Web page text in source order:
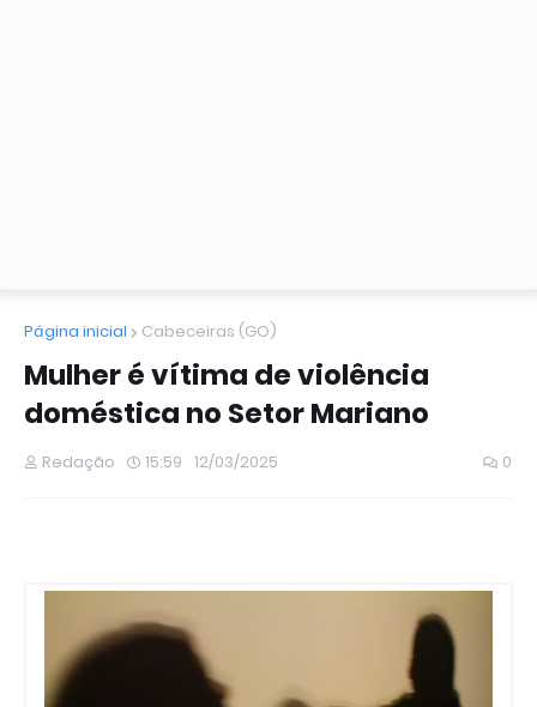
Página inicial Cabeceiras (GO)
Mulher é vítima de violência
doméstica no Setor Mariano
Redação 15:59 12/03/2025 0